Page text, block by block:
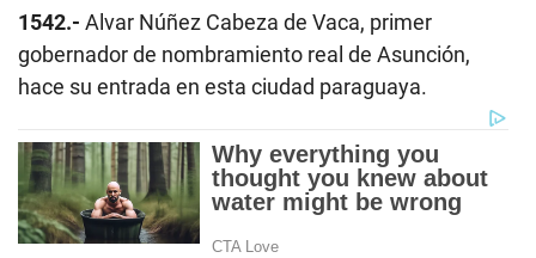
1542.- Alvar Núñez Cabeza de Vaca, primer
gobernador de nombramiento real de Asunción,
hace su entrada en esta ciudad paraguaya.